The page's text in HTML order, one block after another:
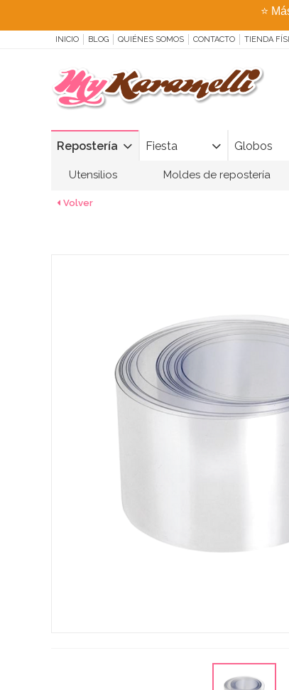
⭐
INICIO BLOG QUIÉNES SOMOS CONTACTO TIENDA
Repostería Fiesta Globos
Utensilios Moldes de repostería
Volver